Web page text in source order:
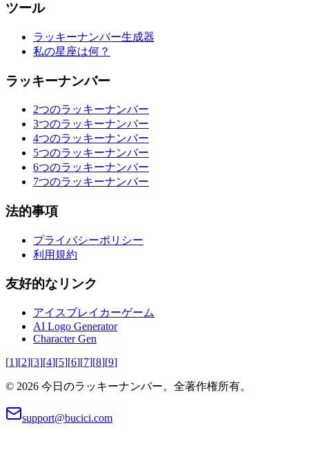
ツール
ラッキーナンバー生成器
私の星座は何？
ラッキーナンバー
2つのラッキーナンバー
3つのラッキーナンバー
4つのラッキーナンバー
5つのラッキーナンバー
6つのラッキーナンバー
7つのラッキーナンバー
法的事項
プライバシーポリシー
利用規約
友好的なリンク
アイスブレイカーゲーム
AI Logo Generator
Character Gen
[1][2][3][4][5][6][7][8][9]
© 2026 今日のラッキーナンバー。全著作権所有。
support@bucici.com